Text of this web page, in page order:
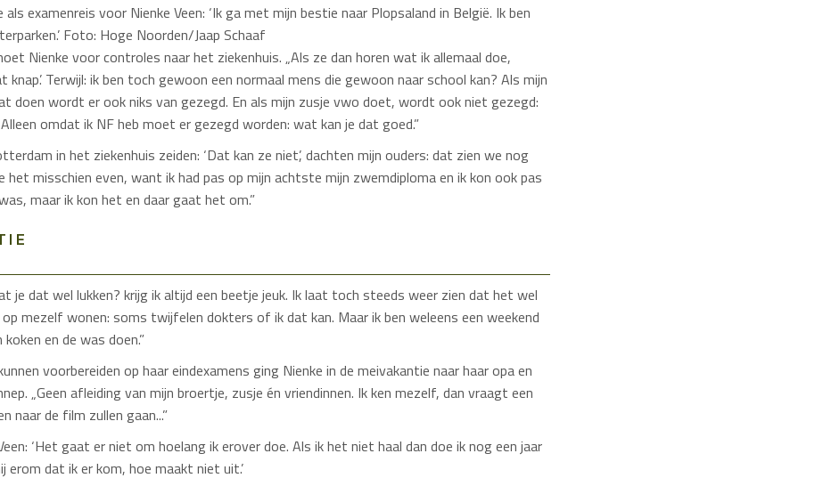
als examenreis voor Nienke Veen: ‘Ik ga met mijn bestie naar Plopsaland in België. Ik ben
Foto: Hoge Noorden/Jaap Schaaf
Nienke voor controles naar het ziekenhuis. „Als ze dan horen wat ik allemaal doe,
knap’. Terwijl: ik ben toch gewoon een normaal mens die gewoon naar school kan? Als mijn
doen wordt er ook niks van gezegd. En als mijn zusje vwo doet, wordt ook niet gezegd:
Alleen omdat ik NF heb moet er gezegd worden: wat kan je dat goed.”
in het ziekenhuis zeiden: ‘Dat kan ze niet’, dachten mijn ouders: dat zien we nog
het misschien even, want ik had pas op mijn achtste mijn zwemdiploma en ik kon ook pas
maar ik kon het en daar gaat het om.”
je dat wel lukken? krijg ik altijd een beetje jeuk. Ik laat toch steeds weer zien dat het wel
mezelf wonen: soms twijfelen dokters of ik dat kan. Maar ik ben weleens een weekend
en de was doen.”
voorbereiden op haar eindexamens ging Nienke in de meivakantie naar haar opa en
„Geen afleiding van mijn broertje, zusje én vriendinnen. Ik ken mezelf, dan vraagt een
naar de film zullen gaan...”